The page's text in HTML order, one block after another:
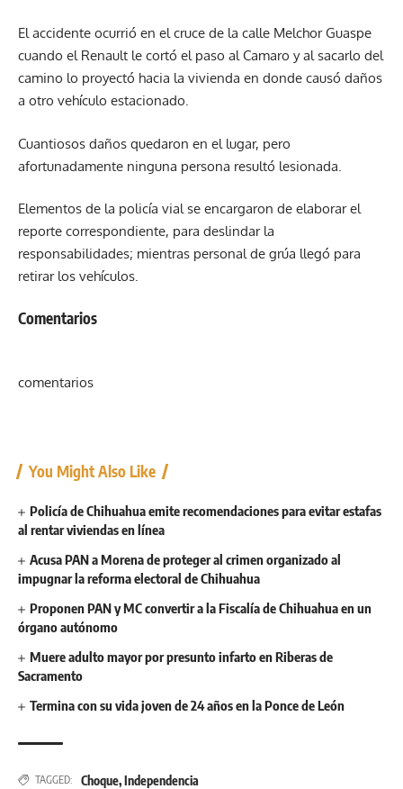
El accidente ocurrió en el cruce de la calle Melchor Guaspe
cuando el Renault le cortó el paso al Camaro y al sacarlo del
camino lo proyectó hacia la vivienda en donde causó daños
a otro vehículo estacionado.
Cuantiosos daños quedaron en el lugar, pero
afortunadamente ninguna persona resultó lesionada.
Elementos de la policía vial se encargaron de elaborar el
reporte correspondiente, para deslindar la
responsabilidades; mientras personal de grúa llegó para
retirar los vehículos.
Comentarios
comentarios
You Might Also Like
Policía de Chihuahua emite recomendaciones para evitar estafas
al rentar viviendas en línea
Acusa PAN a Morena de proteger al crimen organizado al
impugnar la reforma electoral de Chihuahua
Proponen PAN y MC convertir a la Fiscalía de Chihuahua en un
órgano autónomo
Muere adulto mayor por presunto infarto en Riberas de
Sacramento
Termina con su vida joven de 24 años en la Ponce de León
TAGGED: Choque,Independencia